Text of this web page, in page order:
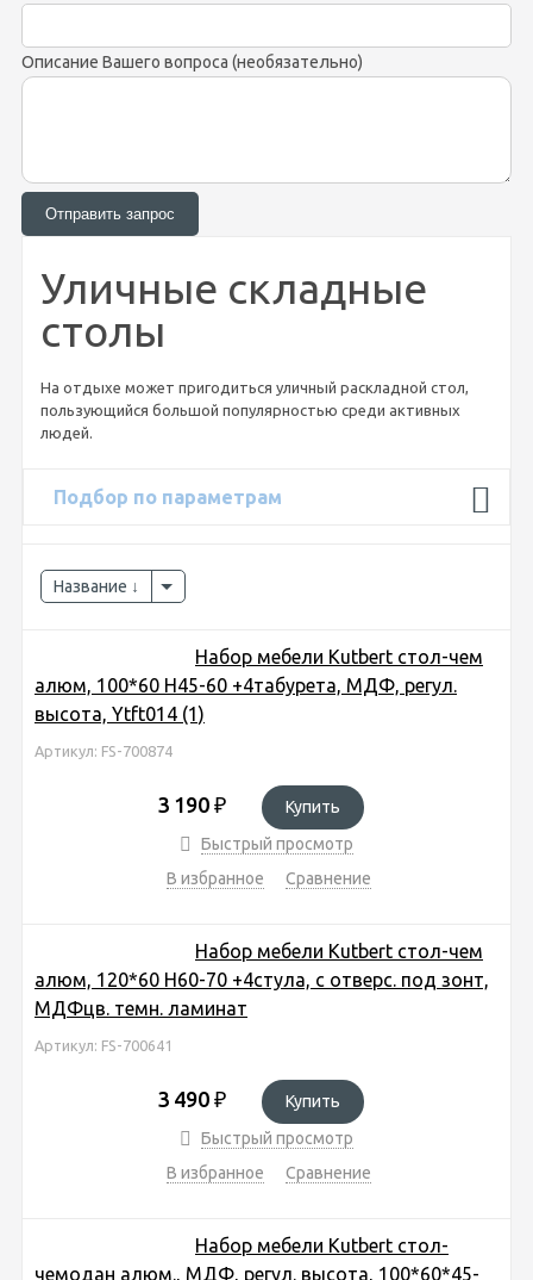
Описание Вашего вопроса (необязательно)
Уличные складные
столы
На отдыхе может пригодиться уличный раскладной стол,
пользующийся большой популярностью среди активных
людей.
Подбор по параметрам
Название
Набор мебели Kutbert стол-чем
алюм, 100*60 Н45-60 +4табурета, МДФ, регул.
высота, Ytft014 (1)
Артикул: FS-700874
3 190 ₽
Купить
Быстрый просмотр
В избранное
Сравнение
Набор мебели Kutbert стол-чем
алюм, 120*60 Н60-70 +4стула, с отверс. под зонт,
МДФцв. темн. ламинат
Артикул: FS-700641
3 490 ₽
Купить
Быстрый просмотр
В избранное
Сравнение
Набор мебели Kutbert стол-
чемодан алюм., МДФ, регул. высота, 100*60*45-